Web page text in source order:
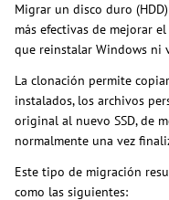
Migrar un disco duro
más efectivas de mejorar
que reinstalar Windows ni
La clonación permite
instalados, los archivos
original al nuevo SSD, de
normalmente una vez
Este tipo de migración
como las siguientes: